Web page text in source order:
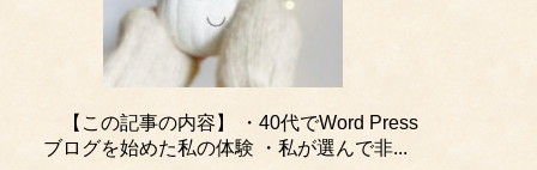
【この記事の内容】 ・40代でWord Press
ブログを始めた私の体験 ・私が選んで非...